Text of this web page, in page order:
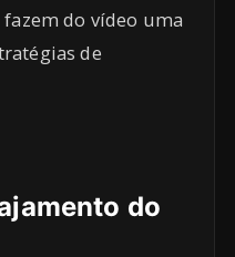
do vídeo uma
de
do